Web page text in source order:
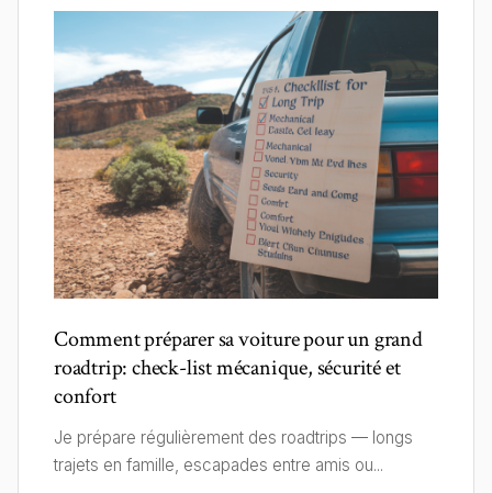
Comment préparer sa voiture pour un grand
roadtrip: check-list mécanique, sécurité et
confort
Je prépare régulièrement des roadtrips — longs
trajets en famille, escapades entre amis ou...